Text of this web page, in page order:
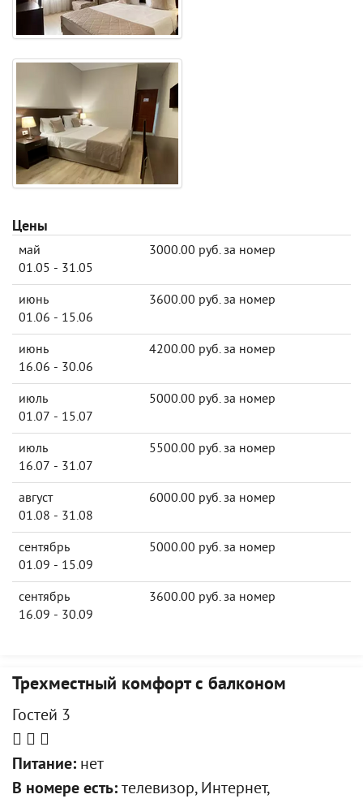
Цены
май
01.05 - 31.05
3000.00 руб. за номер
июнь
01.06 - 15.06
3600.00 руб. за номер
июнь
16.06 - 30.06
4200.00 руб. за номер
июль
01.07 - 15.07
5000.00 руб. за номер
июль
16.07 - 31.07
5500.00 руб. за номер
август
01.08 - 31.08
6000.00 руб. за номер
сентябрь
01.09 - 15.09
5000.00 руб. за номер
сентябрь
16.09 - 30.09
3600.00 руб. за номер
Трехместный комфорт с балконом
Гостей 3
Питание: нет
В номере есть: телевизор, Интернет,